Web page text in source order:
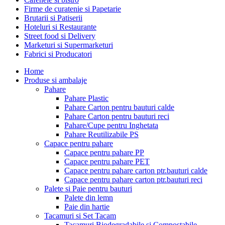
Firme de curatenie si Papetarie
Brutarii si Patiserii
Hoteluri si Restaurante
Street food si Delivery
Marketuri si Supermarketuri
Fabrici si Producatori
Home
Produse si ambalaje
Pahare
Pahare Plastic
Pahare Carton pentru bauturi calde
Pahare Carton pentru bauturi reci
Pahare/Cupe pentru Inghetata
Pahare Reutilizabile PS
Capace pentru pahare
Capace pentru pahare PP
Capace pentru pahare PET
Capace pentru pahare carton ptr.bauturi calde
Capace pentru pahare carton ptr.bauturi reci
Palete si Paie pentru bauturi
Palete din lemn
Paie din hartie
Tacamuri si Set Tacam